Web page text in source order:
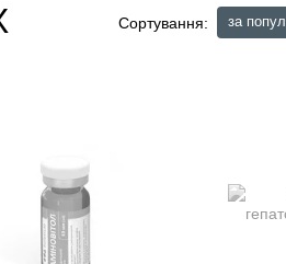
Сортування: за